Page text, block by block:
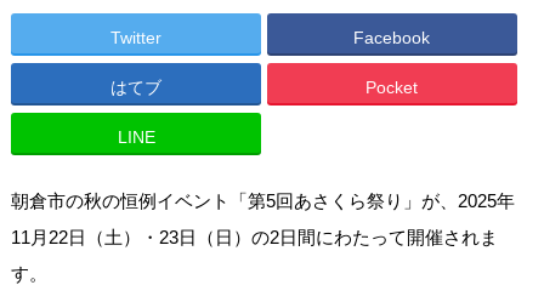
Twitter Facebook
はてブ Pocket
LINE
朝倉市の秋の恒例イベント「第5回あさくら祭り」が、2025年
11月22日（土）・23日（日）の2日間にわたって開催されま
す。